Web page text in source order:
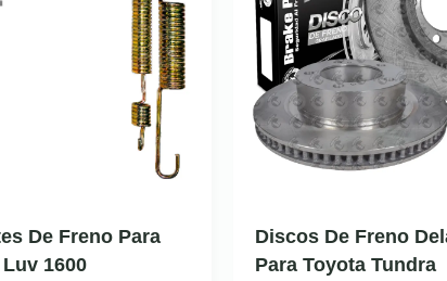
De Freno Para
1600
Discos De Freno
Para Toyota Tundra